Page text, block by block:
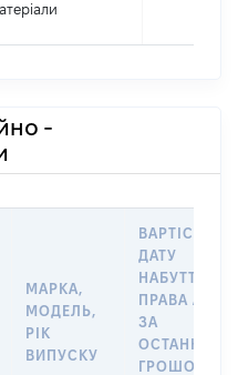
-
МАРКА,
МОДЕЛЬ,
РІК
ВИПУСКУ
ВАРТІСТЬ НА
ДАТУ
НАБУТТЯ
ПРАВА АБО
ЗА
ГРОШОВОЮ